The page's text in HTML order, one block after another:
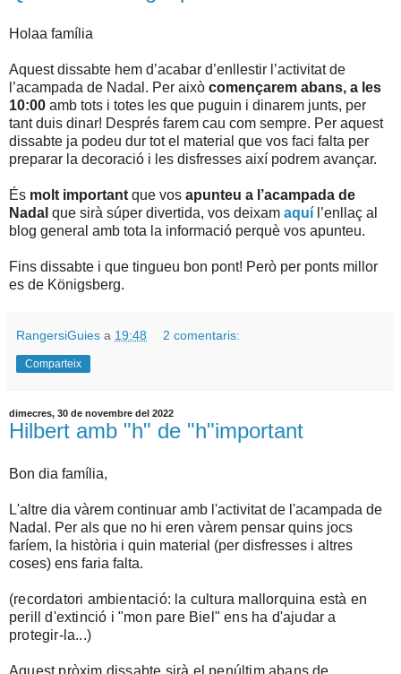
Holaa família
Aquest dissabte hem d’acabar d’enllestir l’activitat de
l’acampada de Nadal. Per això començarem abans, a les
10:00 amb tots i totes les que puguin i dinarem junts, per
tant duis dinar! Després farem cau com sempre. Per aquest
dissabte ja podeu dur tot el material que vos faci falta per
preparar la decoració i les disfresses així podrem avançar.
És molt important que vos apunteu a l’acampada de
Nadal que sirà súper divertida, vos deixam aquí l’enllaç al
blog general amb tota la informació perquè vos apunteu.
Fins dissabte i que tingueu bon pont! Però per ponts millor
es de Königsberg.
RangersiGuies a 19:48 2 comentaris:
Comparteix
dimecres, 30 de novembre del 2022
Hilbert amb "h" de "h"important
Bon dia família,
L'altre dia vàrem continuar amb l'activitat de l'acampada de
Nadal. Per als que no hi eren vàrem pensar quins jocs
faríem, la història i quin material (per disfresses i altres
coses) ens faria falta.
(recordatori ambientació: la cultura mallorquina està en
perill d'extinció i "mon pare Biel" ens ha d'ajudar a
protegir-la...)
Aquest pròxim dissabte sirà el penúltim abans de